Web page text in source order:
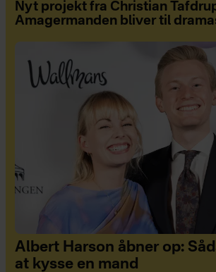
Nyt projekt fra Christian
Amagermanden bliver til
Albert Harson åbner op:
at kysse en mand